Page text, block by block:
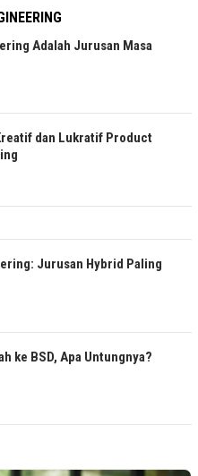
Adalah Jurusan Masa
dan Lukratif Product
Jurusan Hybrid Paling
ke BSD, Apa Untungnya?